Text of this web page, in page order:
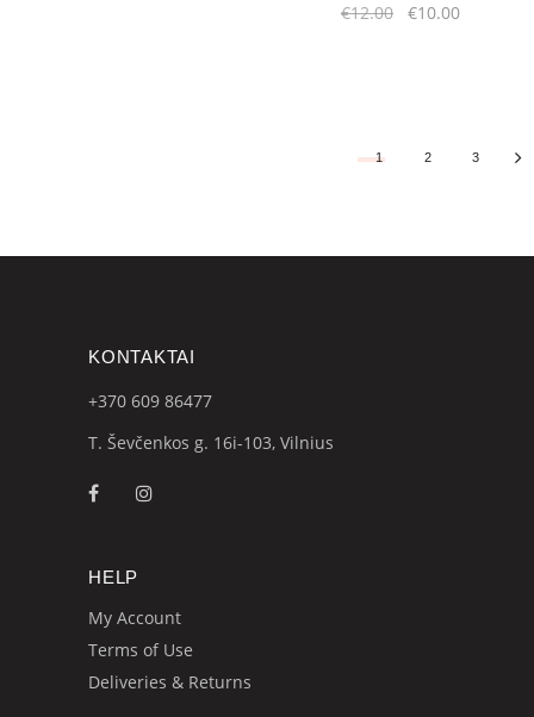
€12.00 €10.00
1 2 3
KONTAKTAI
+370 609 86477
T. Ševčenkos g. 16i-103, Vilnius
HELP
My Account
Terms of Use
Deliveries & Returns